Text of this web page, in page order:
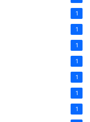
1
1
1
1
1
1
1